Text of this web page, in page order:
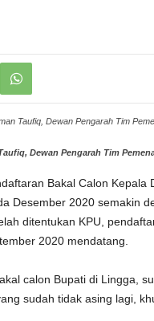
Taufiq, Dewan Pengarah Tim
Dewan Pengarah Tim
Bakal Calon Kepala
Desember 2020 semakin
ditentukan KPU,
2020 mendatang.
calon Bupati di Lingga,
sudah tidak asing lagi,